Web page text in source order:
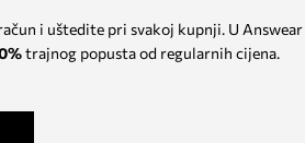
i uštedite pri svakoj kupnji. U Answear
trajnog popusta od regularnih cijena.